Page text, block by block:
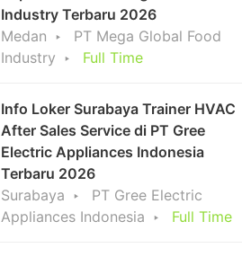
Industry Terbaru 2026
Medan
PT Mega Global Food
Industry
Full Time
Info Loker Surabaya Trainer HVAC
After Sales Service di PT Gree
Electric Appliances Indonesia
Terbaru 2026
Surabaya
PT Gree Electric
Appliances Indonesia
Full Time